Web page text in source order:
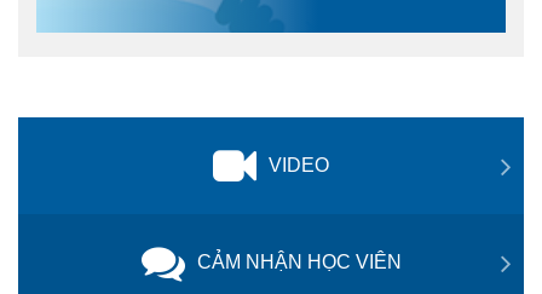
VIDEO
CẢM NHẬN HỌC VIÊN